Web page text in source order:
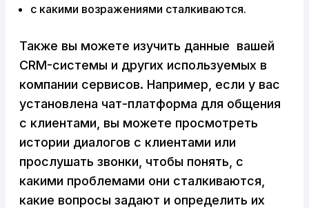
с какими возражениями сталкиваются.
Также вы можете изучить данные вашей
CRM-системы и других используемых в
компании сервисов. Например, если у вас
установлена чат-платформа для общения
с клиентами, вы можете просмотреть
истории диалогов с клиентами или
прослушать звонки, чтобы понять, с
какими проблемами они сталкиваются,
какие вопросы задают и определить их